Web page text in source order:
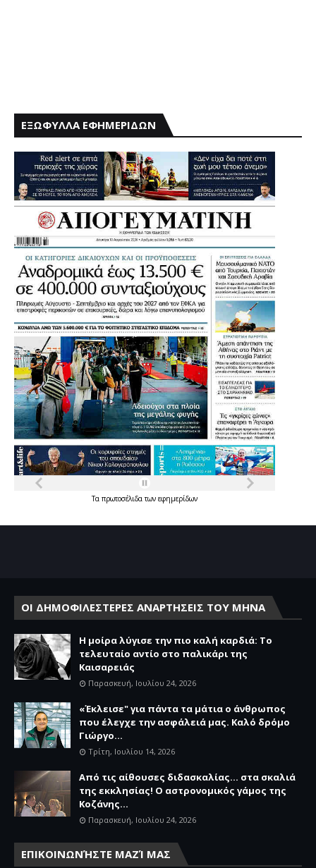
ΕΞΩΦΥΛΛΑ ΕΦΗΜΕΡΙΔΩΝ
Τα πρωτοσέλιδατων εφημερίδων
ΟΙ ΔΗΜΟΦΙΛΕΣΤΕΡΕΣ ΑΝΑΡΤΗΣΕΙΣ ΤΟΥ ΜΗΝΑ
Η μοίρα λύγισε την πιο καλή καρδιά: Το
τελευταίο αντίο στο παλικάρι της
Καισαρειάς
Παρασκευή, Ιουλίου 24, 2026
«Έκλεισε" για πάντα τα μάτια ο άνθρωπος
που έλεγχε την ασφάλειά μας. Καλό δρόμο
Γιώργο...
Τρίτη, Ιουλίου 14, 2026
Από τις αίθουσες διδασκαλίας… στα σκαλιά
της εκκλησίας! Ο αστρονομικός γάμος της
Κοζάνης...
Παρασκευή, Ιουλίου 24, 2026
ΕΠΙΚΟΙΝΩΝΉΣΤΕ ΜΑΖΊ ΜΑΣ